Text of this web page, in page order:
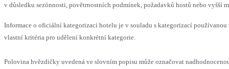
v důsledku sezónnosti, povětrnostních podmínek, požadavků hostů nebo vyšší
Informace o oficiální kategorizaci hotelu je v souladu s kategorizací používanou
vlastní kritéria pro udělení konkrétní kategorie.
Polovina hvězdičky uvedená ve slovním popisu může označovat